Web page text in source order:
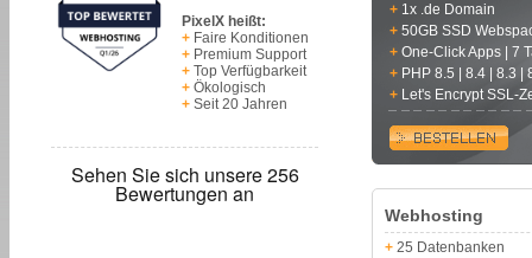
PixelX heißt:
+ Faire Konditionen
+ Premium Support
+ Top Verfügbarkeit
+ Ökologisch
+ Seit 20 Jahren
+ 1x .de Domain
+ 50GB SSD
+ One-Click Apps | 7
+ PHP 8.5 | 8.4 | 8.3 |
+ Let's Encrypt SSL-
Webhosting
+ 25 Datenbanken